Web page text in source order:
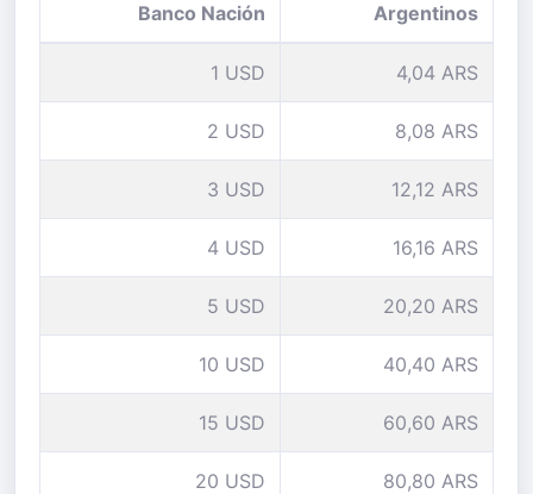
Banco Nación
Argentinos
1 USD 4,04 ARS
2 USD 8,08 ARS
3 USD 12,12 ARS
4 USD 16,16 ARS
5 USD 20,20 ARS
10 USD 40,40 ARS
15 USD 60,60 ARS
20 USD 80,80 ARS